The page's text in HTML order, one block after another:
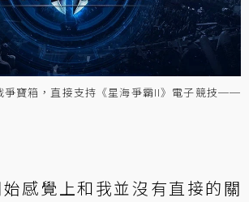
爭寶箱，直接支持《星海爭霸II》電子競技──
始感覺上和我並沒有直接的關